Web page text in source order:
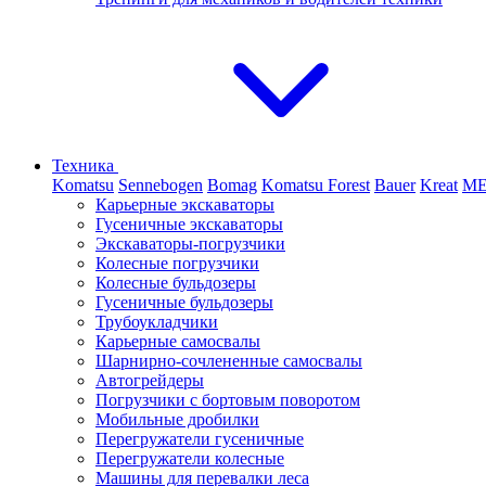
Техника
Komatsu Sennebogen Bomag Komatsu Forest Bauer Kreat
Карьерные экскаваторы
Гусеничные экскаваторы
Экскаваторы-погрузчики
Колесные погрузчики
Колесные бульдозеры
Гусеничные бульдозеры
Трубоукладчики
Карьерные самосвалы
Шарнирно-сочлененные cамосвалы
Автогрейдеры
Погрузчики с бортовым поворотом
Мобильные дробилки
Перегружатели гусеничные
Перегружатели колесные
Машины для перевалки леса